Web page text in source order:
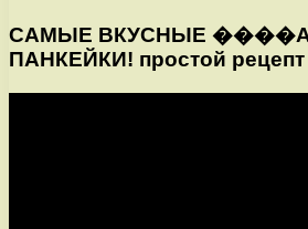
САМЫЕ ВКУСНЫЕ
ПАНКЕЙКИ! простой рецепт